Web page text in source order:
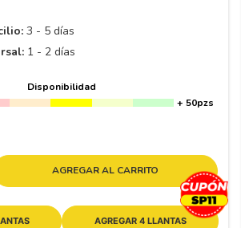
3 - 5 días
1 - 2 días
Disponibilidad
+ 50pzs
AGREGAR AL CARRITO
AGREGAR 4 LLANTAS